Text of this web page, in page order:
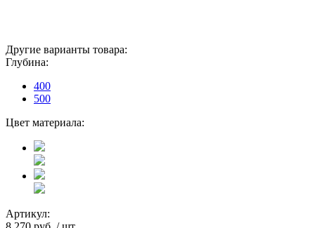
Другие варианты товара:
Глубина:
400
500
Цвет материала:
Артикул: